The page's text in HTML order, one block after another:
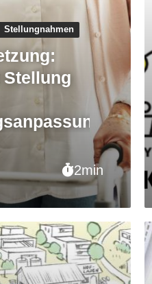
2min
Stellungnahmen
Stellung